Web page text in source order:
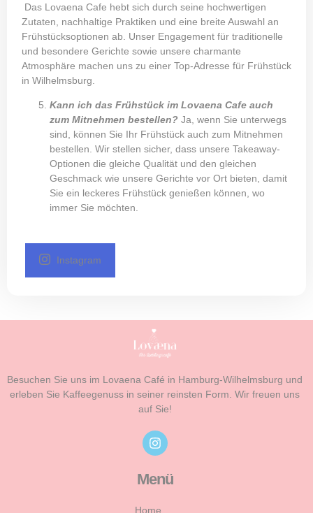
Das Lovaena Cafe hebt sich durch seine hochwertigen
Zutaten, nachhaltige Praktiken und eine breite Auswahl an
Frühstücksoptionen ab. Unser Engagement für traditionelle
und besondere Gerichte sowie unsere charmante
Atmosphäre machen uns zu einer Top-Adresse für Frühstück
in Wilhelmsburg.
Kann ich das Frühstück im Lovaena Cafe auch
zum Mitnehmen bestellen? Ja, wenn Sie unterwegs
sind, können Sie Ihr Frühstück auch zum Mitnehmen
bestellen. Wir stellen sicher, dass unsere Takeaway-
Optionen die gleiche Qualität und den gleichen
Geschmack wie unsere Gerichte vor Ort bieten, damit
Sie ein leckeres Frühstück genießen können, wo
immer Sie möchten.
Instagram
Besuchen Sie uns im Lovaena Café in Hamburg-Wilhelmsburg und
erleben Sie Kaffeegenuss in seiner reinsten Form. Wir freuen uns
auf Sie!
Menü
Home